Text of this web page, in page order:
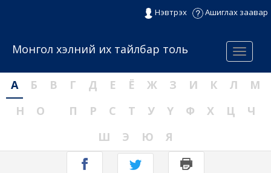
Нэвтрэх Ашиглах заавар
Menu
Монгол хэлний их тайлбар толь
А Б В Г Д Е Ё Ж З И К Л
М
Н
О П Р С Т У Ү Ф Х Ц
Ч
Ш
Э Ю Я